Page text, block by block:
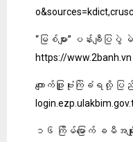
“မြစ်များ” ပန်းချီပ
https://www.2banh.vn
ကျောက်ဖြူဗုံးကြဲခံရလို့
၁၆ ကြိမ်မြောက် ခမီအမ